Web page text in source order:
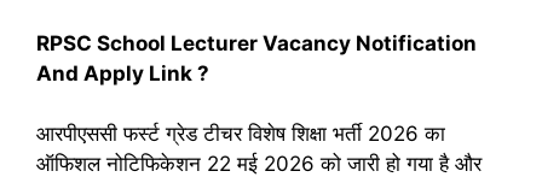
RPSC School Lecturer Vacancy Notification
And Apply Link ?
आरपीएससी फर्स्ट ग्रेड टीचर विशेष शिक्षा भर्ती 2026 का
ऑफिशल नोटिफिकेशन 22 मई 2026 को जारी हो गया है और